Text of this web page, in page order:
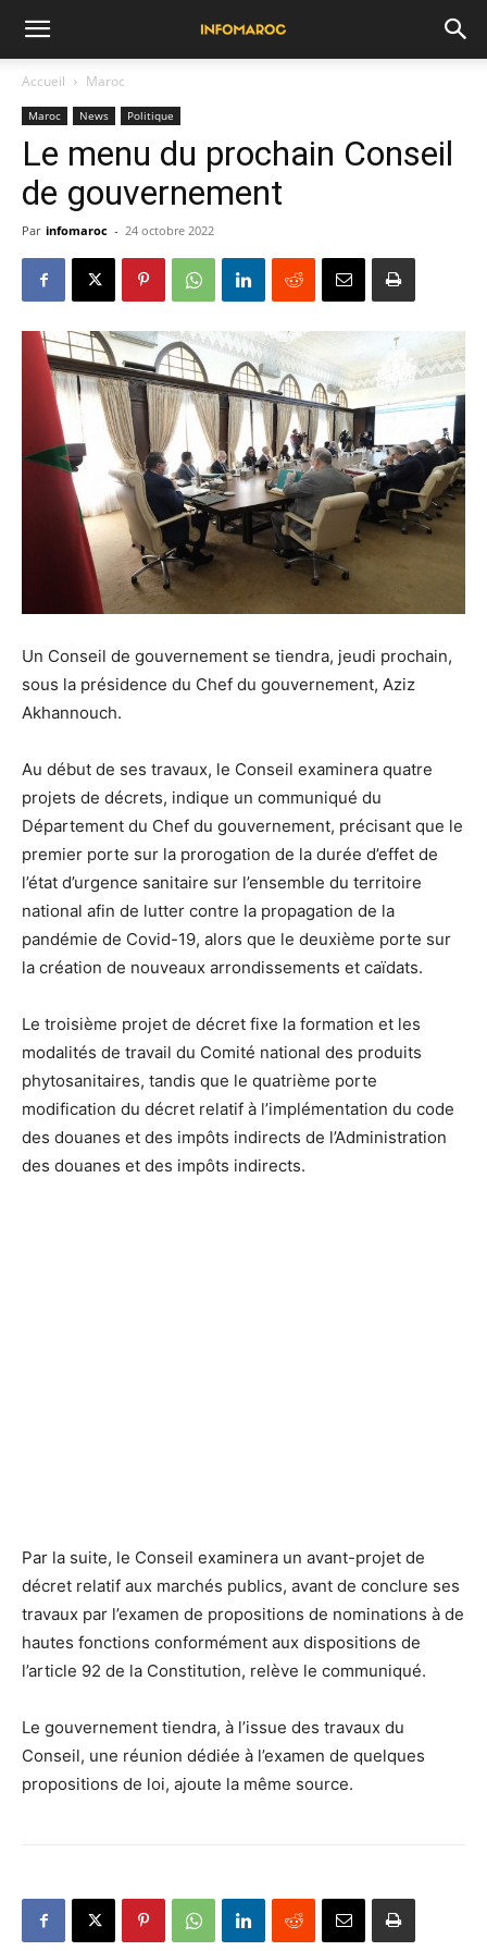
Accueil Maroc
Maroc News Politique
Le menu du prochain Conseil
de gouvernement
Par infomaroc - 24 octobre 2022
Un Conseil de gouvernement se tiendra, jeudi prochain,
sous la présidence du Chef du gouvernement, Aziz
Akhannouch.
Au début de ses travaux, le Conseil examinera quatre
projets de décrets, indique un communiqué du
Département du Chef du gouvernement, précisant que le
premier porte sur la prorogation de la durée d’effet de
l’état d’urgence sanitaire sur l’ensemble du territoire
national afin de lutter contre la propagation de la
pandémie de Covid-19, alors que le deuxième porte sur
la création de nouveaux arrondissements et caïdats.
Le troisième projet de décret fixe la formation et les
modalités de travail du Comité national des produits
phytosanitaires, tandis que le quatrième porte
modification du décret relatif à l’implémentation du code
des douanes et des impôts indirects de l’Administration
des douanes et des impôts indirects.
Par la suite, le Conseil examinera un avant-projet de
décret relatif aux marchés publics, avant de conclure ses
travaux par l’examen de propositions de nominations à de
hautes fonctions conformément aux dispositions de
l’article 92 de la Constitution, relève le communiqué.
Le gouvernement tiendra, à l’issue des travaux du
Conseil, une réunion dédiée à l’examen de quelques
propositions de loi, ajoute la même source.